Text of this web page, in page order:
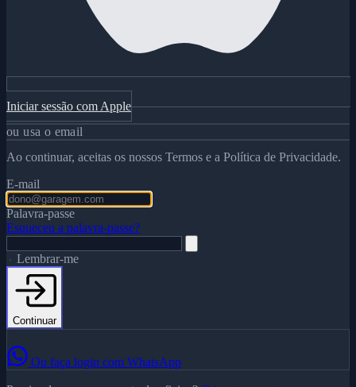
Iniciar sessão com Apple
ou usa o email
Ao continuar, aceitas os nossos Termos e a Política de Privacidade.
E-mail
Palavra-passe
Esqueceu a palavra-passe?
Lembrar-me
Continuar
Ou faça login com WhatsApp